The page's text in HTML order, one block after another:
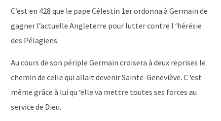
C’est en 428 que le pape Célestin 1er ordonna à Germain de
gagner l’actuelle Angleterre pour lutter contre l ‘hérésie
des Pélagiens.
Au cours de son périple Germain croisera à deux reprises le
chemin de celle qui allait devenir Sainte-Geneviève. C ‘est
même grâce à lui qu ‘elle va mettre toutes ses forces au
service de Dieu.